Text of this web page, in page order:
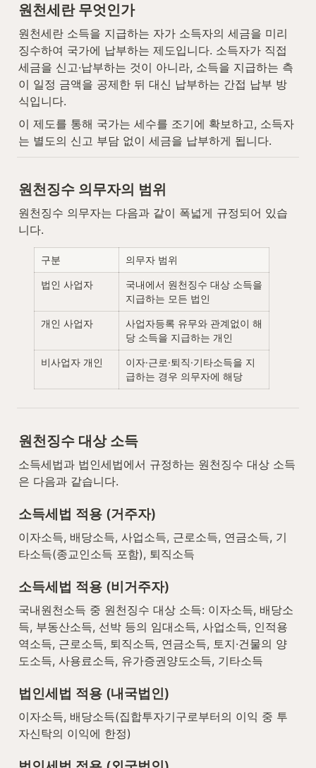
원천세란 무엇인가
원천세란 소득을 지급하는 자가 소득자의 세금을 미리
징수하여 국가에 납부하는 제도입니다. 소득자가 직접
세금을 신고·납부하는 것이 아니라, 소득을 지급하는 측
이 일정 금액을 공제한 뒤 대신 납부하는 간접 납부 방
식입니다.
이 제도를 통해 국가는 세수를 조기에 확보하고, 소득자
는 별도의 신고 부담 없이 세금을 납부하게 됩니다.
원천징수 의무자의 범위
원천징수 의무자는 다음과 같이 폭넓게 규정되어 있습
니다.
구분 의무자 범위
법인 사업자
국내에서 원천징수 대상 소득을
지급하는 모든 법인
개인 사업자
사업자등록 유무와 관계없이 해
당 소득을 지급하는 개인
비사업자 개인
이자·근로·퇴직·기타소득을 지
급하는 경우 의무자에 해당
원천징수 대상 소득
소득세법과 법인세법에서 규정하는 원천징수 대상 소득
은 다음과 같습니다.
소득세법 적용 (거주자)
이자소득, 배당소득, 사업소득, 근로소득, 연금소득, 기
타소득(종교인소득 포함), 퇴직소득
소득세법 적용 (비거주자)
국내원천소득 중 원천징수 대상 소득: 이자소득, 배당소
득, 부동산소득, 선박 등의 임대소득, 사업소득, 인적용
역소득, 근로소득, 퇴직소득, 연금소득, 토지·건물의 양
도소득, 사용료소득, 유가증권양도소득, 기타소득
법인세법 적용 (내국법인)
이자소득, 배당소득(집합투자기구로부터의 이익 중 투
자신탁의 이익에 한정)